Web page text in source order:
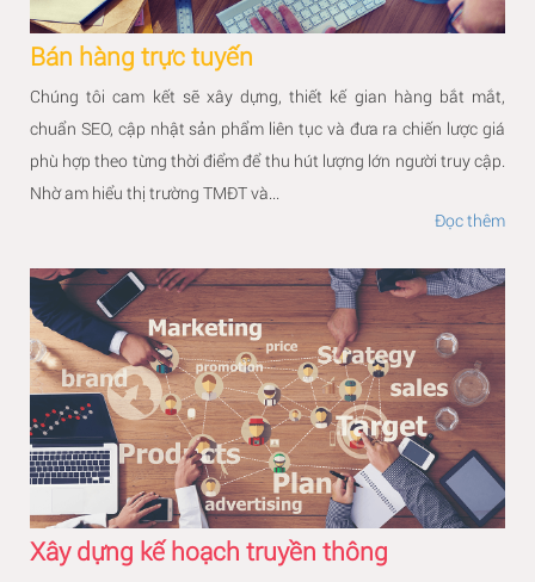
Bán hàng trực tuyến
Chúng tôi cam kết sẽ xây dựng, thiết kế gian hàng bắt mắt,
chuẩn SEO, cập nhật sản phẩm liên tục và đưa ra chiến lược giá
phù hợp theo từng thời điểm để thu hút lượng lớn người truy cập.
Nhờ am hiểu thị trường TMĐT và...
Đọc thêm
Xây dựng kế hoạch truyền thông